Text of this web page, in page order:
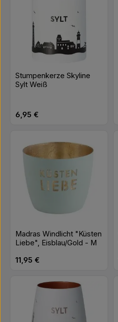
Stumpenkerze Skyline
Sylt Weiß
Regulärer Preis:
6,95 €
Madras Windlicht "Küsten
Liebe", Eisblau/Gold - M
Regulärer Preis:
11,95 €